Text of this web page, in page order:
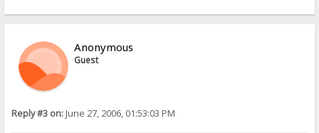
Anonymous
Guest
Reply #3 on:June 27, 2006, 01:53:03 PM